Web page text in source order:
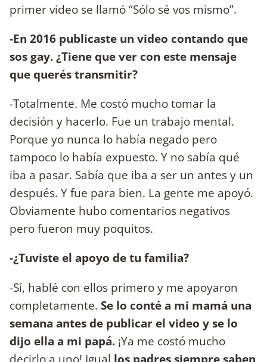
primer video se llamó “Sólo sé vos mismo”.
-En 2016 publicaste un video contando que
sos gay. ¿Tiene que ver con este mensaje
que querés transmitir?
-Totalmente. Me costó mucho tomar la
decisión y hacerlo. Fue un trabajo mental.
Porque yo nunca lo había negado pero
tampoco lo había expuesto. Y no sabía qué
iba a pasar. Sabía que iba a ser un antes y un
después. Y fue para bien. La gente me apoyó.
Obviamente hubo comentarios negativos
pero fueron muy poquitos.
-¿Tuviste el apoyo de tu familia?
-Sí, hablé con ellos primero y me apoyaron
completamente. Se lo conté a mi mamá una
semana antes de publicar el video y se lo
dijo ella a mi papá. ¡Ya me costó mucho
decirlo a uno! Igual los padres siempre saben